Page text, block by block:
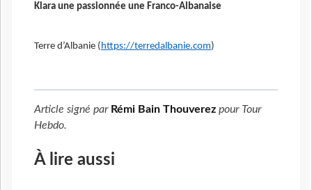
Klara une passionnée une Franco-Albanaise
Terre d’Albanie (https://terredalbanie.com)
Article signé par Rémi Bain Thouverez pour Tour
Hebdo.
À lire aussi